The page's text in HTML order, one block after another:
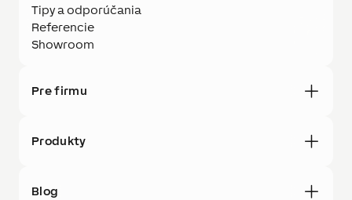
Tipy a odporúčania
Referencie
Showroom
Pre firmu
Produkty
Blog